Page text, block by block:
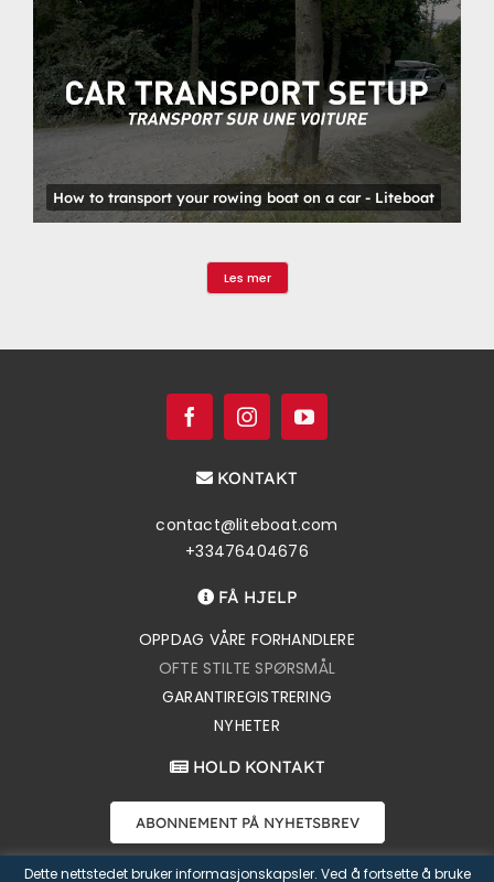
How to transport your rowing boat on a car - Liteboat
Les mer
KONTAKT
contact@liteboat.com
+33476404676
FÅ HJELP
OPPDAG VÅRE FORHANDLERE
OFTE STILTE SPØRSMÅL
GARANTIREGISTRERING
NYHETER
HOLD KONTAKT
ABONNEMENT PÅ NYHETSBREV
Dette nettstedet bruker informasjonskapsler. Ved å fortsette å bruke